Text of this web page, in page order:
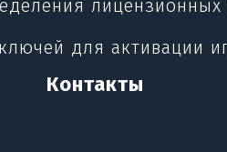
для
Контакты